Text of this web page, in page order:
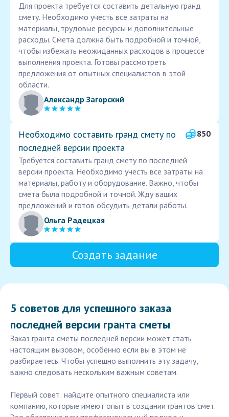
Для проекта требуется составить детальную гранд
смету. Необходимо учесть все затраты на
материалы, трудовые ресурсы и дополнительные
расходы. Смета должна быть подробной и точной,
чтобы избежать неожиданных расходов в процессе
выполнения проекта. Готовы рассмотреть
предложения от опытных специалистов в этой
области.
Александр Загорский
Необходимо составить гранд смету по
последней версии проекта
850
Требуется составить гранд смету по последней
версии проекта. Необходимо учесть все затраты на
материалы, работу и оборудование. Важно, чтобы
смета была подробной и точной. Жду ваших
предложений и готов обсудить детали работы.
Ольга Радецкая
Создать задание
5 советов для успешного заказа
последней версии гранта сметы
Заказ гранта сметы последней версии может стать
настоящим вызовом, особенно если вы в этом не
разбираетесь. Чтобы успешно выполнить эту задачу,
важно следовать нескольким важным советам.
Первый совет: найдите опытного специалиста или
компанию, которые имеют опыт в создании грантов смет.